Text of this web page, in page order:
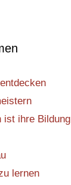
ist ihre Bildung
lernen